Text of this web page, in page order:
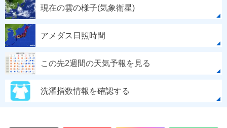
現在の雲の様子(気象衛星)
アメダス日照時間
この先2週間の天気予報を見る
洗濯指数情報を確認する